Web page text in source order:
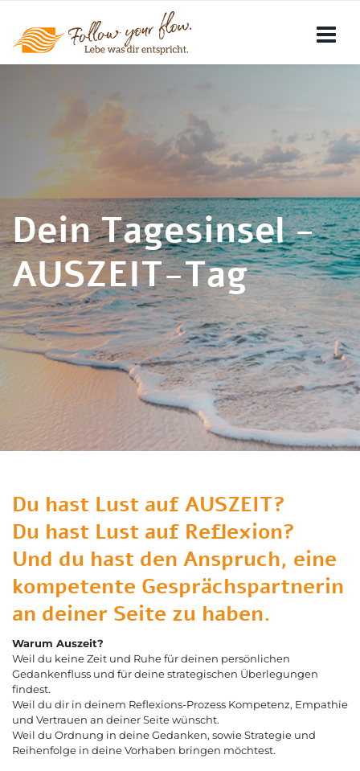
Dein Tagesinsel -
AUSZEIT-Tag
Du hast Lust auf AUSZEIT?
Du hast Lust auf Reflexion?
Und du hast den Anspruch, eine
kompetente Gesprächspartnerin
an deiner Seite zu haben.
Warum Auszeit?
Weil du keine Zeit und Ruhe für deinen persönlichen
Gedankenfluss und für deine strategischen Überlegungen
findest.
Weil du dir in deinem Reflexions-Prozess Kompetenz, Empathie
und Vertrauen an deiner Seite wünscht.
Weil du Ordnung in deine Gedanken, sowie Strategie und
Reihenfolge in deine Vorhaben bringen möchtest.